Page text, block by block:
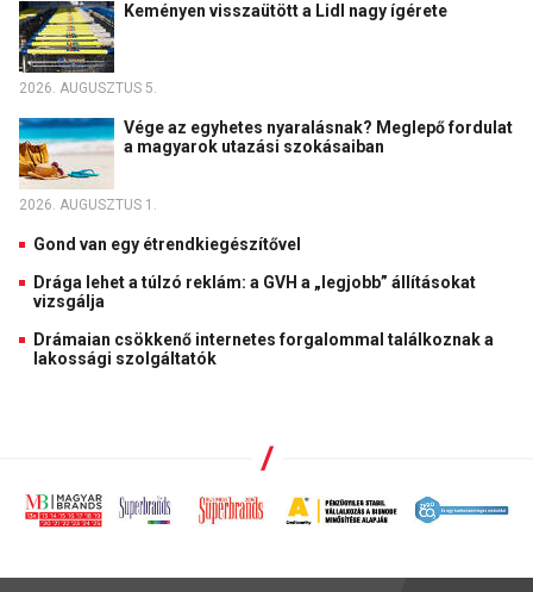
Keményen visszaütött a Lidl nagy ígérete
2026. AUGUSZTUS 5.
Vége az egyhetes nyaralásnak? Meglepő fordulat
a magyarok utazási szokásaiban
2026. AUGUSZTUS 1.
Gond van egy étrendkiegészítővel
Drága lehet a túlzó reklám: a GVH a „legjobb” állításokat
vizsgálja
Drámaian csökkenő internetes forgalommal találkoznak a
lakossági szolgáltatók